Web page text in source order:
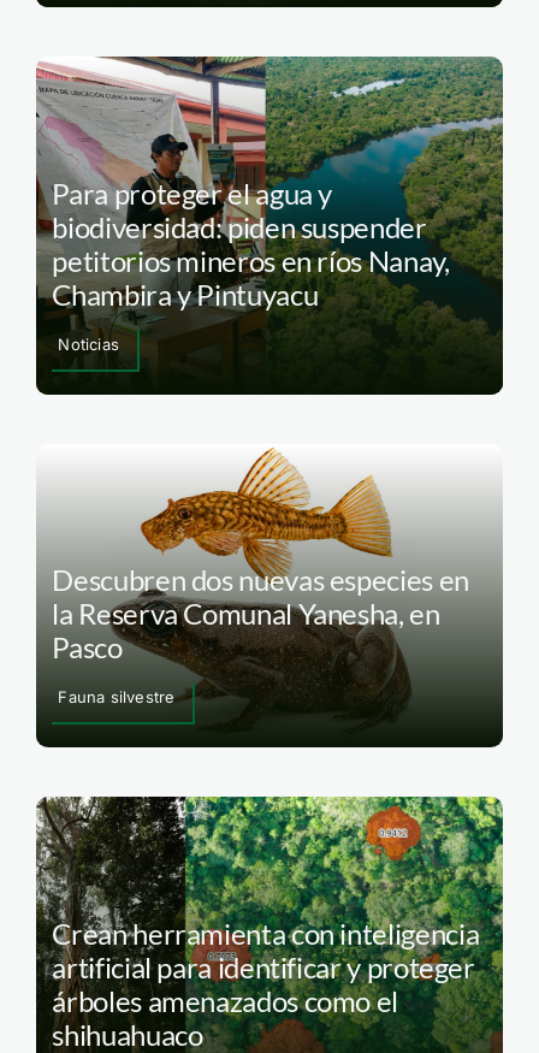
Para proteger el agua y
biodiversidad: piden suspender
petitorios mineros en ríos Nanay,
Chambira y Pintuyacu
Noticias
Descubren dos nuevas especies en
la Reserva Comunal Yanesha, en
Pasco
Fauna silvestre
Crean herramienta con inteligencia
artificial para identificar y proteger
árboles amenazados como el
shihuahuaco